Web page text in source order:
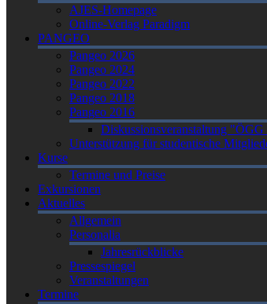
AJES-Homepage
Online-Verlag Paradigm
PANGEO
Pangeo 2026
Pangeo 2024
Pangeo 2022
Pangeo 2018
Pangeo 2016
Diskussionsveranstaltung "ÖGG
Unterstützung für studentische
Kurse
Termine und Preise
Exkursionen
Aktuelles
Allgemein
Personalia
Jahresrückblicke
Pressespiegel
Veranstaltungen
Termine